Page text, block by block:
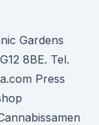
Gardens
8BE. Tel.
Press